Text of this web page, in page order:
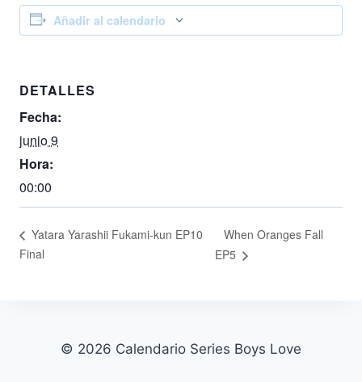
Añadir al calendario
DETALLES
Fecha:
junio 9
Hora:
00:00
Yatara Yarashii Fukami-kun EP10
Final
When Oranges Fall
EP5
© 2026 Calendario Series Boys Love